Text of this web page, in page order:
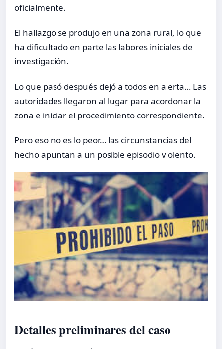
oficialmente.
El hallazgo se produjo en una zona rural, lo que
ha dificultado en parte las labores iniciales de
investigación.
Lo que pasó después dejó a todos en alerta… Las
autoridades llegaron al lugar para acordonar la
zona e iniciar el procedimiento correspondiente.
Pero eso no es lo peor… las circunstancias del
hecho apuntan a un posible episodio violento.
Detalles preliminares del caso